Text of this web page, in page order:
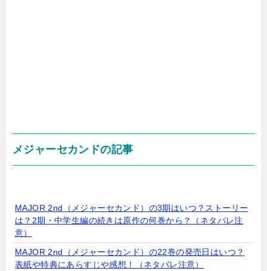
メジャーセカンドの記事
MAJOR 2nd（メジャーセカンド）の3期はいつ？ストーリー
は？2期・中学生編の続きは原作の何巻から？（ネタバレ注
意）
MAJOR 2nd（メジャーセカンド）の22巻の発売日はいつ？
表紙や特典にあらすじや感想！（ネタバレ注意）